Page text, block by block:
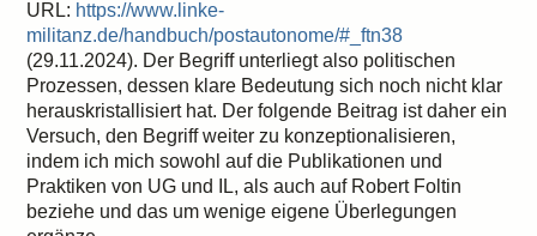
URL: https://www.linke-
militanz.de/handbuch/postautonome/#_ftn38
(29.11.2024). Der Begriff unterliegt also politischen
Prozessen, dessen klare Bedeutung sich noch nicht klar
herauskristallisiert hat. Der folgende Beitrag ist daher ein
Versuch, den Begriff weiter zu konzeptionalisieren,
indem ich mich sowohl auf die Publikationen und
Praktiken von UG und IL, als auch auf Robert Foltin
beziehe und das um wenige eigene Überlegungen